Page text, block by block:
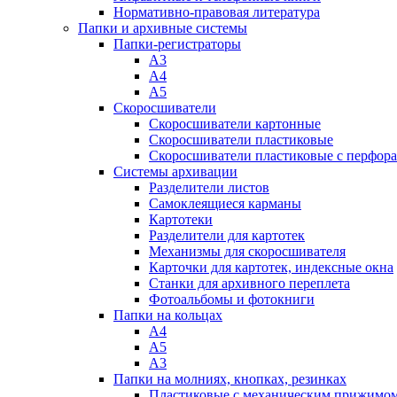
Нормативно-правовая литература
Папки и архивные системы
Папки-регистраторы
А3
А4
А5
Скоросшиватели
Скоросшиватели картонные
Скоросшиватели пластиковые
Скоросшиватели пластиковые с
Системы архивации
Разделители листов
Самоклеящиеся карманы
Картотеки
Разделители для картотек
Механизмы для скоросшивателя
Карточки для картотек, индексные окна
Станки для архивного переплета
Фотоальбомы и фотокниги
Папки на кольцах
А4
А5
А3
Папки на молниях, кнопках, резинках